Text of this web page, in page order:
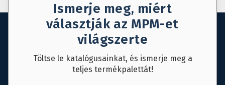
Ismerje meg, miért
választják az MPM-et
világszerte
Töltse le katalógusainkat, és ismerje meg a
teljes termékpalettát!